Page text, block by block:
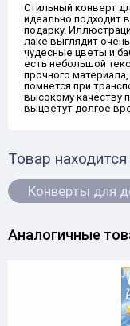
Стильный конверт
идеально подходит
подарку.
лаке выглядит
чудесные цветы и
есть небольшой
прочного
помнется при
высокому качеству
выцветут долгое
Товар
Конверты для
Аналогичные